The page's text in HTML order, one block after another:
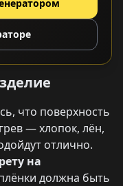
что поверхность
— хлопок, лён,
отлично.
на
должна быть